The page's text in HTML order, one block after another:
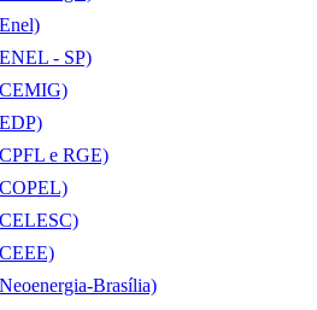
- SP)
e RGE)
Brasília)